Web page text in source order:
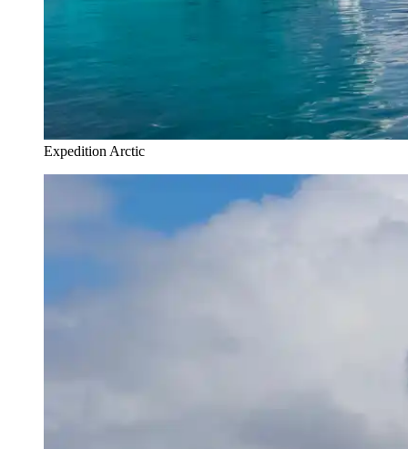
Expedition Arctic